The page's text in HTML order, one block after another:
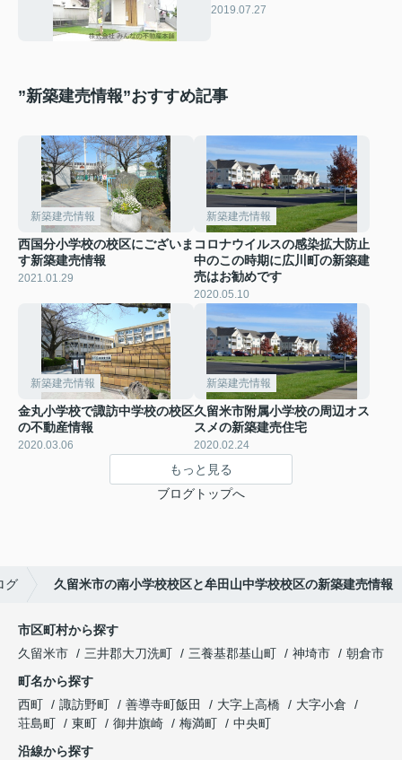
2019.07.27
”新築建売情報”おすすめ記事
新築建売情報
西国分小学校の校区にございま
す新築建売情報
2021.01.29
新築建売情報
コロナウイルスの感染拡大防止
中のこの時期に広川町の新築建
売はお勧めです
2020.05.10
新築建売情報
金丸小学校で諏訪中学校の校区
の不動産情報
2020.03.06
新築建売情報
久留米市附属小学校の周辺オス
スメの新築建売住宅
2020.02.24
もっと見る
ブログトップへ
グ 久留米市の南小学校校区と牟田山中学校校区の新築建売情報
市区町村から探す
久留米市
三井郡大刀洗町 三養基郡基山町 神埼市
朝倉市
町名から探す
西町
諏訪野町 善導寺町飯田 大字上高橋
大字小倉
荘島町
東町 御井旗崎 梅満町
中央町
沿線から探す